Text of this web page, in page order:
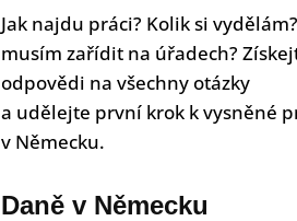
Jak najdu práci? Kolik si
musím zařídit na úřadech?
odpovědi na všechny otázky
a udělejte první krok k vysněné
v Německu.
Daně v Německu